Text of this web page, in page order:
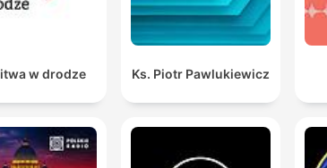
w drodze Ks. Piotr Pawlukiewicz